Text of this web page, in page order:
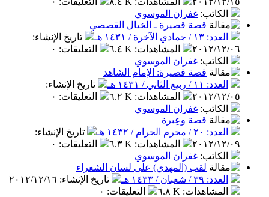
الكاتب: غفران الموسوي
قصة قصيرة ـ الخيال القصصي
العدد: ١٣ / جمادي الآخرة / ١٤٣١ هـ
تاريخ الإنشاء:
٢٠١٢/١٢/٠٦
المشاهدات: ٦.٤ K التعليقات: ٠
الكاتب: غفران الموسوي
قصة قصيرة: الإمام الشاهد
العدد: ١١ / ربيع الثاني / ١٤٣١ هـ
تاريخ الإنشاء:
٢٠١٢/١٢/٠٥
المشاهدات: ٦.٢ K التعليقات: ٠
الكاتب: غفران الموسوي
قصة وعِبرة
العدد: ٢٠ / محرم الحرام / ١٤٣٢ هـ
تاريخ الإنشاء:
٢٠١٢/١٢/٠٩
المشاهدات: ٦.٣ K التعليقات: ٠
الكاتب: غفران الموسوي
لقب (المهدي) على لسان الشعراء
العدد: ٣٩ / شعبان / ١٤٣٣ هـ
تاريخ الإنشاء: ٢٠١٢/١٢/١٦
المشاهدات: ٦.٨ K التعليقات: ٠